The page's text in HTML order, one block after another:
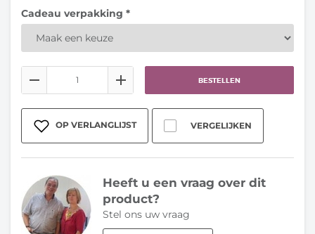
Cadeau verpakking *
BESTELLEN
OP VERLANGLIJST VERGELIJKEN
Heeft u een vraag over dit
product?
Stel ons uw vraag